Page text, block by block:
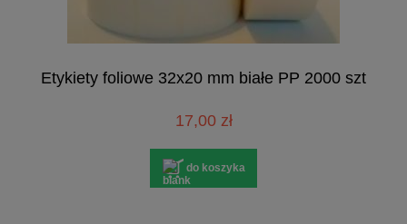
Etykiety foliowe 32x20 mm białe PP 2000 szt
17,00 zł
do koszyka